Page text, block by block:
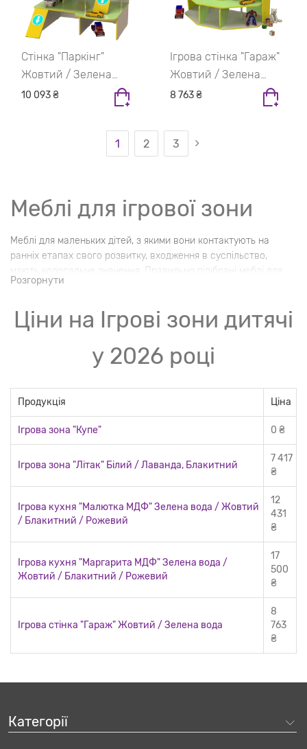
Стінка "Паркінг"
Жовтий / Зелена
вода
10 093 ₴
Ігрова стінка "Гараж"
Жовтий / Зелена
вода
8 763 ₴
1 2 3
Меблі для ігрової зони
Меблі для маленьких дітей, з якими вони контактують на
ранніх етапах свого розвитку, входження в суспільство,
мають колосальне значення. Правильно підібрані меблі для
ігрової зони, зроблені з безпечних матеріалів, допомагають
здобувати через ігровий досвід корисні для життя навички.
З народження дитина починає пізнавати навколишній світ.
іншими людьми. Не варто недооцінювати важливість іграшок,
дитячих ігрових меблів дозволяють нашим клієнтам вдало
Розгорнути
Ціни на Ігрові зони дитячі
у 2026 році
Продукція Ціна
Ігрова зона "Купе" 0 ₴
Ігрова зона "Літак" Білий / Лаванда, Блакитний
7 417
₴
Ігрова кухня "Малютка МДФ" Зелена вода / Жовтий
/ Блакитний / Рожевий
12
431
₴
Ігрова кухня "Маргарита МДФ" Зелена вода /
Жовтий / Блакитний / Рожевий
17
500
₴
Ігрова стінка "Гараж" Жовтий / Зелена вода
8
763
₴
Категорії